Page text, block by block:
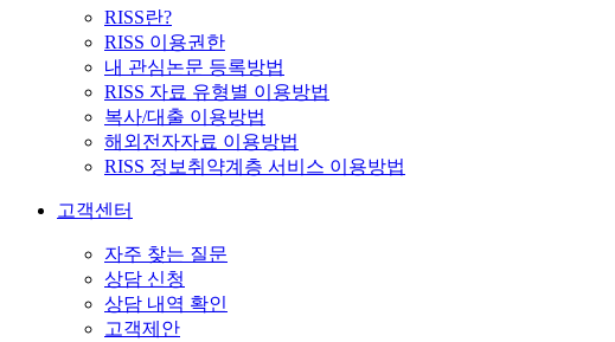
RISS란?
RISS 이용권한
내 관심논문 등록방법
RISS 자료 유형별 이용방법
복사/대출 이용방법
해외전자자료 이용방법
RISS 정보취약계층 서비스 이용방법
고객센터
자주 찾는 질문
상담 신청
상담 내역 확인
고객제안